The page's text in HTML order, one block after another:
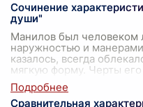
Сочинение
души"
Манилов был человеком
наружностью и
казалось, всегда
мягкую форму. Черты его
Сравнительная